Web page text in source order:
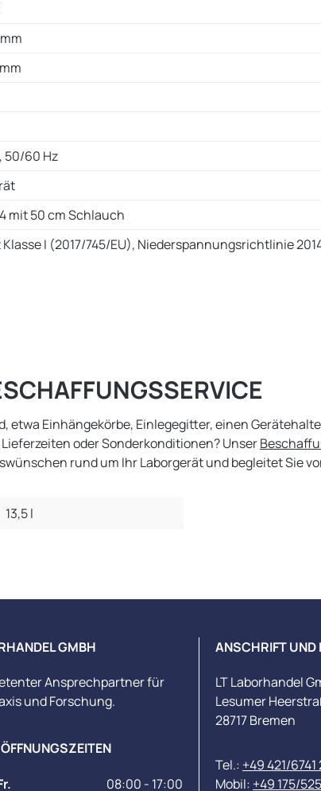
50/60 Hz
mit 50 cm Schlauch
I (2017/745/EU), Niederspannungsrichtlinie
etwa Einhängekörbe, Einlegegitter, einen
oder Sonderkonditionen? Unser
rund um Ihr Laborgerät und begleitet Sie
13,5 l
GMBH
Ansprechpartner für
und Forschung.
08:00 - 17:00
ANSCHRIFT UND
LT Laborhandel
Lesumer
28717 Bremen
Tel.: +49 421/6741
Mobil: +49 175/